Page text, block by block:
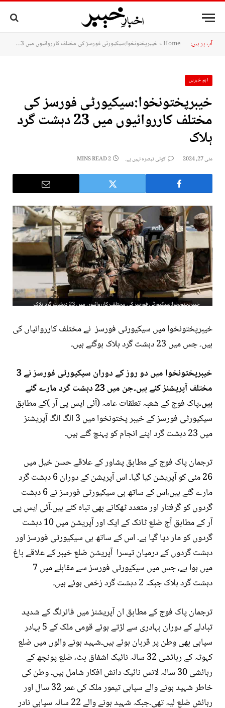
آپ پر ہیں: Home
» خیبرپختونخوا:سیکیورٹی فورسز کی مختلف کارروائیوں میں 23 دہشت گرد ہلاک
اہم خبریں
خیبرپختونخوا:سیکیورٹی فورسز کی
مختلف کارروائیوں میں 23 دہشت گرد
ہلاک
مئی 27, 2024 کوئی تبصرہ نہیں ہے۔ 2 MINS READ
خیبرپختونخوا میں سیکیورٹی فورسز نے مختلف کارروائیاں کی
ہیں۔ جس میں 23 دہشت گرد ہلاک ہوگئے ہیں۔
خیبرپختونخوا میں دو روز کے دوران سیکیورٹی فورسز نے 3
مختلف آپریشنز کئے ہیں۔جن میں 23 دہشت گرد مارے گئے
ہیں۔پاک فوج کے شعبہ تعلقات عامہ (آئی ایس پی آر )کے مطابق
سیکیورٹی فورسز کے خیبر پختونخوا میں 3 الگ الگ آپریشنز
میں 23 دہشت گرد اپنے انجام کو پہنچ گئے ہیں۔
ترجمان پاک فوج کے مطابق پشاور کے علاقے حسن خیل میں
26 مئی کو آپریشن کیا گیا۔ اس آپریشن کے دوران 6 دہشت گرد
مارے گئے ہیں،اس کے ساتھ ہی سیکیورٹی فورسز نے 6 دہشت
گردوں کو گرفتار اور متعدد ٹھکانے بھی تباہ کئے ہیں۔آئی ایس پی
آر کے مطابق آج ضلع ٹانک کے ایک اور آپریشن میں 10 دہشت
گردوں کو مار دیا گیا ہے۔ اس کے ساتھ ہی سیکیورٹی فورسز اور
دہشت گردوں کے درمیان تیسرا آپریشن ضلع خیبر کے علاقے باغ
میں ہوا ہے، جس میں سیکیورٹی فورسز سے مقابلے میں 7
دہشت گرد ہلاک جبکہ 2 دہشت گرد زخمی ہوئے ہیں۔
ترجمان پاک فوج کے مطابق ان آپریشنز میں فائرنگ کے شدید
تبادلے کے دوران بہادری سے لڑتے ہوئے قومی ملک کے 5 بہادر
سپاہی بھی وطن پر قربان ہوئے ہیں۔شہید ہونے والوں میں ضلع
کہوٹہ کے رہائشی 32 سالہ نائیک اشفاق بٹ، ضلع پونچھ کے
رہائشی 30 سالہ لانس نائیک دانش افکار شامل ہیں۔ وطن کی
خاطر شہید ہونے والے سپاہی تیمور ملک کی عمر 32 سال اور
رہائش ضلع لیہ تھی۔جبکہ شہید ہونے والے 22 سالہ سپاہی نادر